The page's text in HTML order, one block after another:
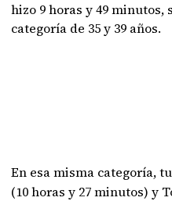
hizo 9 horas y 49 minutos,
categoría de 35 y 39 años.
En esa misma categoría,
(10 horas y 27 minutos) y